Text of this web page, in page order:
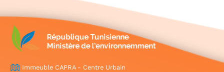
Immeuble CAPRA - Centre Urbain